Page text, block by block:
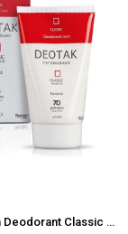
Deotak Krem Deodorant Classic 35 ml